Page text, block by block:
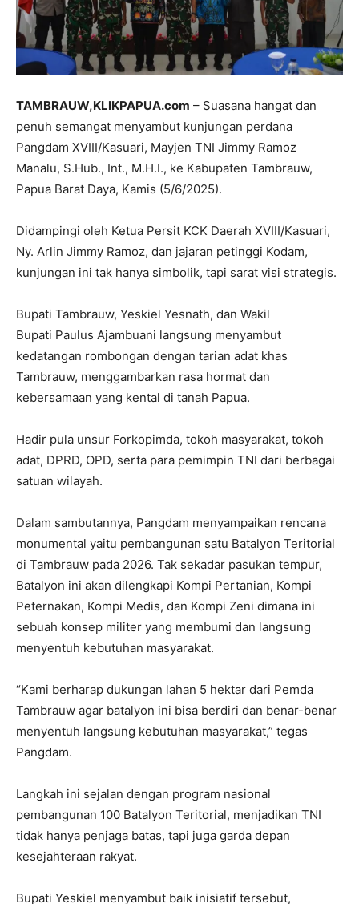
TAMBRAUW,KLIKPAPUA.com – Suasana hangat dan
penuh semangat menyambut kunjungan perdana
Pangdam XVIII/Kasuari, Mayjen TNI Jimmy Ramoz
Manalu, S.Hub., Int., M.H.I., ke Kabupaten Tambrauw,
Papua Barat Daya, Kamis (5/6/2025).
Didampingi oleh Ketua Persit KCK Daerah XVIII/Kasuari,
Ny. Arlin Jimmy Ramoz, dan jajaran petinggi Kodam,
kunjungan ini tak hanya simbolik, tapi sarat visi strategis.
Bupati Tambrauw, Yeskiel Yesnath, dan Wakil
Bupati Paulus Ajambuani langsung menyambut
kedatangan rombongan dengan tarian adat khas
Tambrauw, menggambarkan rasa hormat dan
kebersamaan yang kental di tanah Papua.
Hadir pula unsur Forkopimda, tokoh masyarakat, tokoh
adat, DPRD, OPD, serta para pemimpin TNI dari berbagai
satuan wilayah.
Dalam sambutannya, Pangdam menyampaikan rencana
monumental yaitu pembangunan satu Batalyon Teritorial
di Tambrauw pada 2026. Tak sekadar pasukan tempur,
Batalyon ini akan dilengkapi Kompi Pertanian, Kompi
Peternakan, Kompi Medis, dan Kompi Zeni dimana ini
sebuah konsep militer yang membumi dan langsung
menyentuh kebutuhan masyarakat.
“Kami berharap dukungan lahan 5 hektar dari Pemda
Tambrauw agar batalyon ini bisa berdiri dan benar-benar
menyentuh langsung kebutuhan masyarakat,” tegas
Pangdam.
Langkah ini sejalan dengan program nasional
pembangunan 100 Batalyon Teritorial, menjadikan TNI
tidak hanya penjaga batas, tapi juga garda depan
kesejahteraan rakyat.
Bupati Yeskiel menyambut baik inisiatif tersebut,